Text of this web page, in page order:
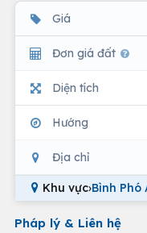
Giá
Đơn giá đất
Diện tích
Hướng
Địa chỉ
Khu vực›Bình Phó
Pháp lý & Liên hệ